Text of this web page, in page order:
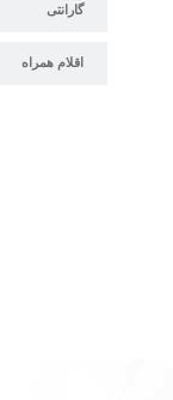
گارانتی
اقلام همراه